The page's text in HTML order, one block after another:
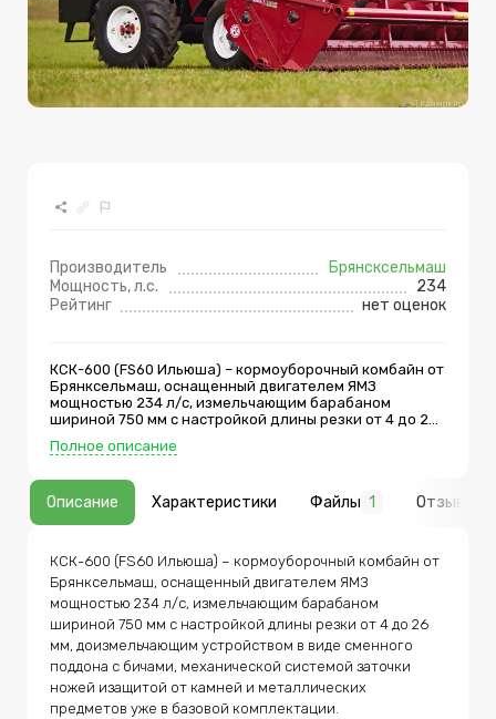
Производитель
Брянсксельмаш
Мощность, л.с.
234
Рейтинг
нет оценок
КСК-600 (FS60 Ильюша) – кормоуборочный комбайн от
Брянксельмаш, оснащенный двигателем ЯМЗ
мощностью 234 л/с, измельчающим барабаном
шириной 750 мм с настройкой длины резки от 4 до 26
поддона с бичами, механической системой заточки
предметов уже в базовой комплектации. Для работы с
разными культурами комбайн КСК-600 (FS60 Ильюша)
может агрегатироваться с широким ассортиментом
м, травяной жаткой 5,0 м и подборщиком с шириной
захвата 3,0 м.
Полное описание
Описание Характеристики Файлы 1 Отзывы
КСК-600 (FS60 Ильюша) – кормоуборочный комбайн от
Брянксельмаш, оснащенный двигателем ЯМЗ
мощностью 234 л/с, измельчающим барабаном
шириной 750 мм с настройкой длины резки от 4 до 26
мм, доизмельчающим устройством в виде сменного
поддона с бичами, механической системой заточки
ножей изащитой от камней и металлических
предметов уже в базовой комплектации.